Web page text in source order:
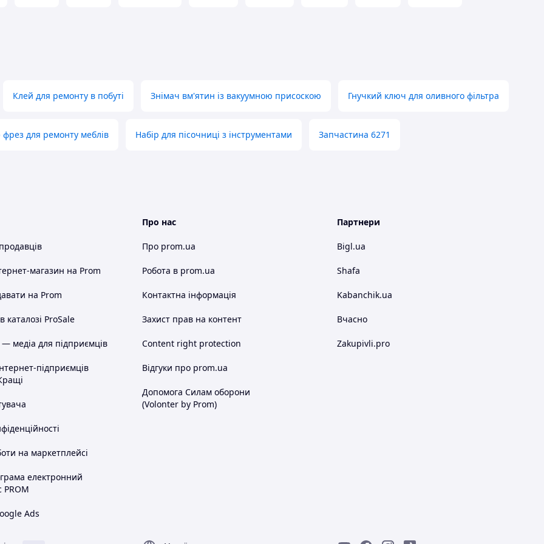
PZ3, 4; HEX7, 8, 10, 12, 14 мм
Клей для ремонту в побуті Знімач вм'ятин із вакуумною присоскою Гнучкий ключ для оливного фільтра
фрез для ремонту меблів Набір для пісочниці з інструментами Запчастина 6271
магазин на Prom
на Prom
каталозі ProSale
медіа для підприємців
підприємців
на маркетплейсі
електронний
PROM
Ads
Про нас
Про prom.ua
Робота в prom.ua
Контактна інформація
Захист прав на контент
Content right protection
Відгуки про prom.ua
Допомога Силам оборони
(Volonter by Prom)
Партнери
Bigl.ua
Shafa
Kabanchik.ua
Вчасно
Zakupivli.pro